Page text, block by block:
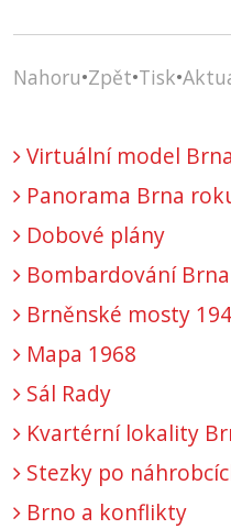
Nahoru•Zpět•Tisk•
Virtuální model Brna
Panorama Brna
Dobové plány
Bombardování Brna
Brněnské mosty
Mapa 1968
Sál Rady
Kvartérní lokality
Stezky po
Brno a konflikty